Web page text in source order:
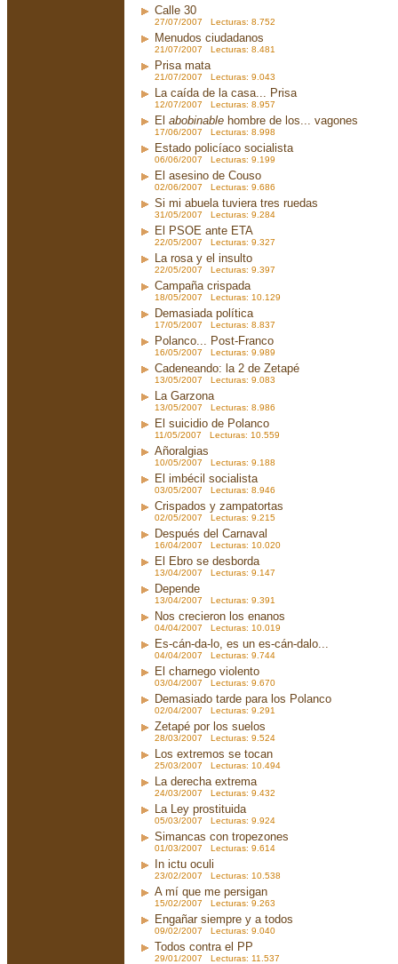
Calle 30
27/07/2007 Lecturas: 8.752
Menudos ciudadanos
21/07/2007 Lecturas: 8.481
Prisa mata
21/07/2007 Lecturas: 9.043
La caída de la casa... Prisa
12/07/2007 Lecturas: 8.957
El abobinable hombre de los... vagones
17/06/2007 Lecturas: 8.998
Estado policíaco socialista
06/06/2007 Lecturas: 9.199
El asesino de Couso
02/06/2007 Lecturas: 9.686
Si mi abuela tuviera tres ruedas
31/05/2007 Lecturas: 9.284
El PSOE ante ETA
22/05/2007 Lecturas: 9.327
La rosa y el insulto
22/05/2007 Lecturas: 9.397
Campaña crispada
18/05/2007 Lecturas: 10.129
Demasiada política
17/05/2007 Lecturas: 8.837
Polanco... Post-Franco
16/05/2007 Lecturas: 9.989
Cadeneando: la 2 de Zetapé
13/05/2007 Lecturas: 9.083
La Garzona
13/05/2007 Lecturas: 8.986
El suicidio de Polanco
11/05/2007 Lecturas: 10.559
Añoralgias
10/05/2007 Lecturas: 9.188
El imbécil socialista
03/05/2007 Lecturas: 8.946
Crispados y zampatortas
02/05/2007 Lecturas: 9.215
Después del Carnaval
16/04/2007 Lecturas: 10.020
El Ebro se desborda
13/04/2007 Lecturas: 9.147
Depende
13/04/2007 Lecturas: 9.391
Nos crecieron los enanos
04/04/2007 Lecturas: 10.019
Es-cán-da-lo, es un es-cán-dalo...
04/04/2007 Lecturas: 9.744
El charnego violento
03/04/2007 Lecturas: 9.670
Demasiado tarde para los Polanco
02/04/2007 Lecturas: 9.291
Zetapé por los suelos
28/03/2007 Lecturas: 9.524
Los extremos se tocan
25/03/2007 Lecturas: 10.494
La derecha extrema
24/03/2007 Lecturas: 9.432
La Ley prostituida
05/03/2007 Lecturas: 9.924
Simancas con tropezones
01/03/2007 Lecturas: 9.614
In ictu oculi
23/02/2007 Lecturas: 10.538
A mí que me persigan
15/02/2007 Lecturas: 9.263
Engañar siempre y a todos
09/02/2007 Lecturas: 9.040
Todos contra el PP
29/01/2007 Lecturas: 11.537